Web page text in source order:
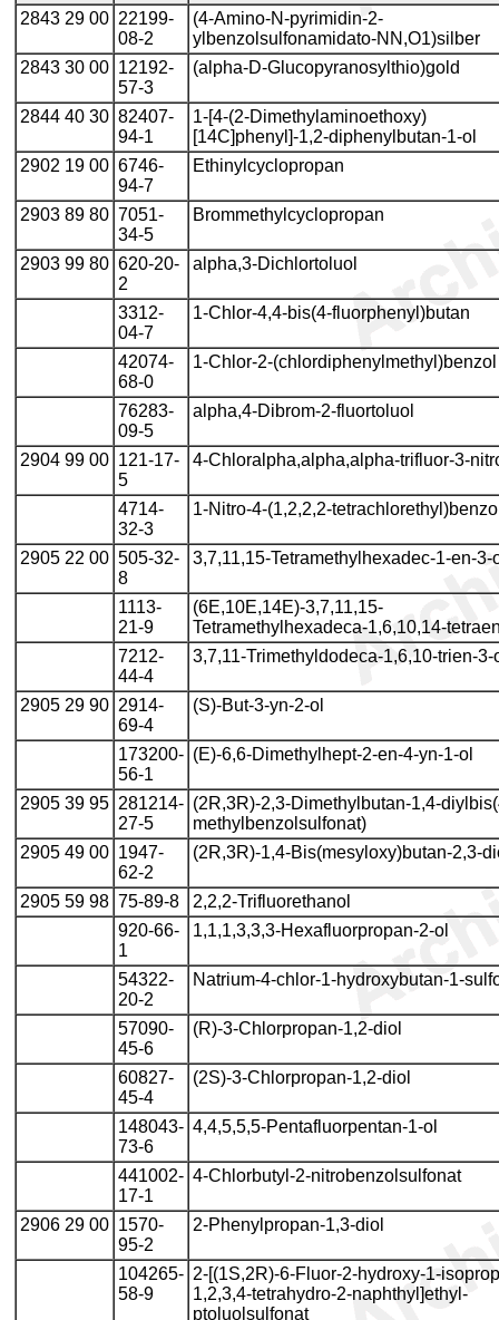
2843 29 00 22199-
08-2
(4-Amino-N-pyrimidin-2-
ylbenzolsulfonamidato-NN,O1)silber
2843 30 00 12192-
57-3
(alpha-D-Glucopyranosylthio)gold
2844 40 30 82407-
94-1
1-[4-(2-Dimethylaminoethoxy)
[14C]phenyl]-1,2-diphenylbutan-1-ol
2902 19 00 6746-
94-7
Ethinylcyclopropan
2903 89 80 7051-
34-5
Brommethylcyclopropan
2903 99 80 620-20-
2
alpha,3-Dichlortoluol
3312-
04-7
1-Chlor-4,4-bis(4-fluorphenyl)butan
42074-
68-0
1-Chlor-2-(chlordiphenylmethyl)benzol
76283-
09-5
alpha,4-Dibrom-2-fluortoluol
2904 99 00 121-17-
5
4-Chloralpha,alpha,alpha-trifluor-3-
4714-
32-3
1-Nitro-4-(1,2,2,2-
2905 22 00 505-32-
8
3,7,11,15-Tetramethylhexadec-1-en-3-
1113-
21-9
(6E,10E,14E)-3,7,11,15-
Tetramethylhexadeca-1,6,10,14-
7212-
44-4
3,7,11-Trimethyldodeca-1,6,10-trien-3-
2905 29 90 2914-
69-4
(S)-But-3-yn-2-ol
173200-
56-1
(E)-6,6-Dimethylhept-2-en-4-yn-1-ol
2905 39 95 281214-
27-5
(2R,3R)-2,3-Dimethylbutan-1,4-
methylbenzolsulfonat)
2905 49 00 1947-
62-2
(2R,3R)-1,4-Bis(mesyloxy)butan-2,3-
2905 59 98 75-89-8
2,2,2-Trifluorethanol
920-66-
1
1,1,1,3,3,3-Hexafluorpropan-2-ol
54322-
20-2
Natrium-4-chlor-1-hydroxybutan-1-
57090-
45-6
(R)-3-Chlorpropan-1,2-diol
60827-
45-4
(2S)-3-Chlorpropan-1,2-diol
148043-
73-6
4,4,5,5,5-Pentafluorpentan-1-ol
441002-
17-1
4-Chlorbutyl-2-nitrobenzolsulfonat
2906 29 00 1570-
95-2
2-Phenylpropan-1,3-diol
104265-
58-9
2-[(1S,2R)-6-Fluor-2-hydroxy-1-
1,2,3,4-tetrahydro-2-naphthyl]ethyl-
ptoluolsulfonat